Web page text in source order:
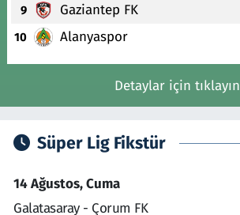
9 Gaziantep FK
10 Alanyaspor
Detaylar için tıklayın
Süper Lig Fikstür
14 Ağustos, Cuma
Galatasaray - Çorum FK